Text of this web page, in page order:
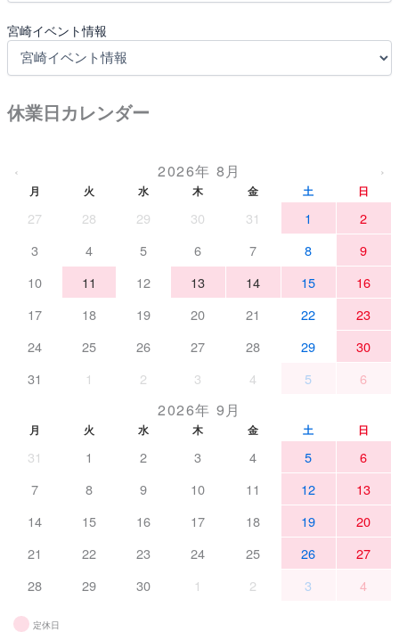
宮崎イベント情報
休業日カレンダー
‹ 2026年 8月 ›
月 火 水 木 金 土 日
27 28 29 30 31 1
2
3
4 5 6 7 8
9
10
11 12 13 14 15
16
17
18 19 20 21 22
23
24
25 26 27 28 29
30
31
1 2 3 4 5 6
2026年 9月
月 火 水 木 金 土 日
31 1 2 3 4 5
6
7
8 9 10 11 12
13
14
15 16 17 18 19
20
21
22 23 24 25 26
27
28
29 30 1 2 3 4
定休日